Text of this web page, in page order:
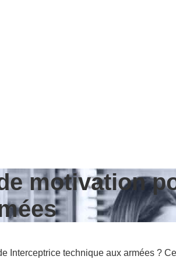
motivation
Interceptrice technique aux armées ?